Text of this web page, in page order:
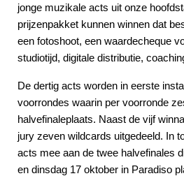
jonge muzikale acts uit onze
prijzenpakket kunnen winnen dat
een fotoshoot, een waardecheque
studiotijd, digitale distributie,
De dertig acts worden in eerste
voorrondes waarin per voorronde
halvefinaleplaats. Naast de vijf
jury zeven wildcards uitgedeeld. In
acts mee aan de twee halvefinales
en dinsdag 17 oktober in Paradiso